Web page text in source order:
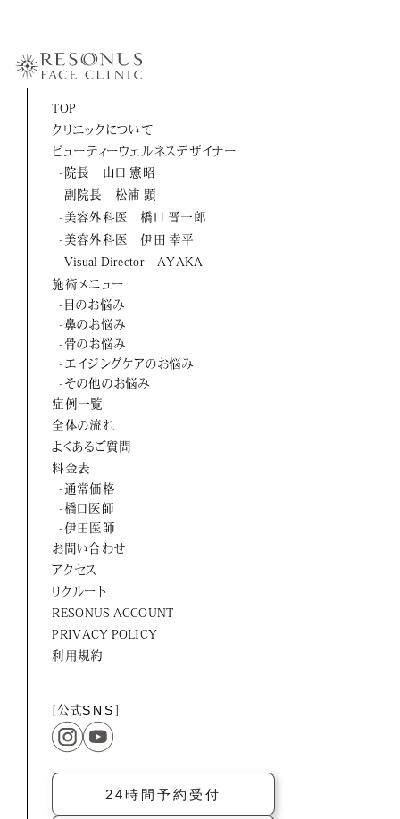
-山口 憲昭
-橋口 晋一郎
-伊田 幸平
-AYAKA
よくあるご質問
お問い合わせ
アクセス
採用情報
TOP
クリニックについて
ビューティーウェルネスデザイナー
-院長 山口 憲昭
-副院長 松浦 顕
-美容外科医 橋口 晋一郎
-美容外科医 伊田 幸平
-Visual Director AYAKA
施術メニュー
-目のお悩み
-鼻のお悩み
-骨のお悩み
-エイジングケアのお悩み
-その他のお悩み
症例一覧
全体の流れ
よくあるご質問
料金表
-通常価格
-橋口医師
-伊田医師
お問い合わせ
アクセス
リクルート
RESONUS ACCOUNT
PRIVACY POLICY
利用規約
[公式SNS
24時間予約受付